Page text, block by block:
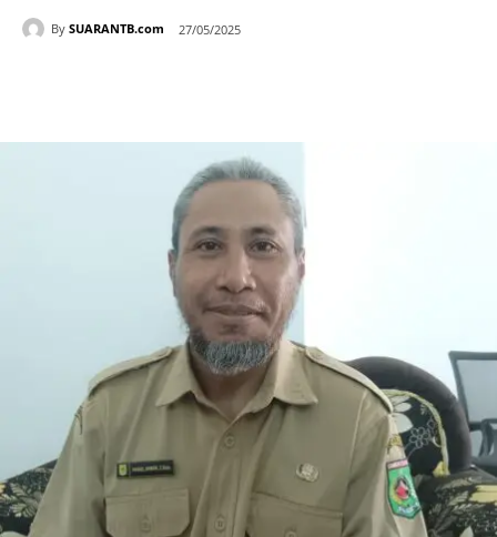
By SUARANTB.com 27/05/2025